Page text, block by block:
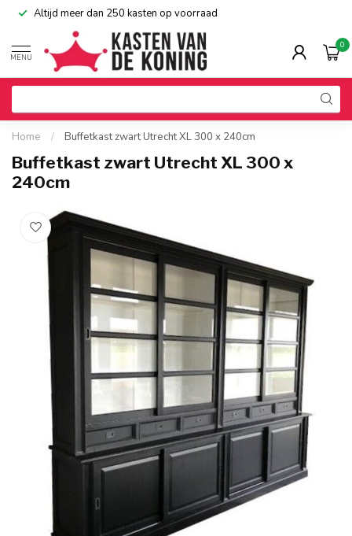
Altijd meer dan 250 kasten op voorraad
MENU
0
Home / Buffetkast zwart Utrecht XL 300 x 240cm
Buffetkast zwart Utrecht XL 300 x
240cm